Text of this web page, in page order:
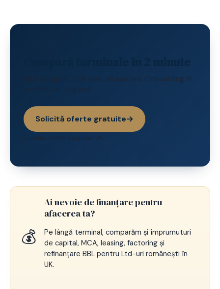
Fără obligație, fără taxe de aderare. Onboarding în
română sau engleză.
Solicită oferte gratuite→
Lucrăm cu 80+ acquireri UK
💰
Ai nevoie de finanțare pentru
afacerea ta?
Pe lângă terminal, comparăm și împrumuturi
de capital, MCA, leasing, factoring și
refinanțare BBL pentru Ltd-uri românești în
UK.